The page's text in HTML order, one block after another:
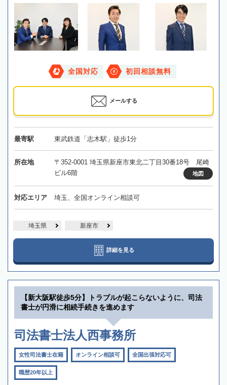
全国対応 初回相談無料
メールする
最寄駅 東武鉄道「志木駅」徒歩1分
所在地
〒352-0001 埼玉県新座市東北二丁目30番18号 尾崎
ビル6階
地図
対応エリア 埼玉、全国オンライン相談可
埼玉県 新座市
詳細を見る
【新大阪駅徒歩5分】トラブルが起こらないように、司法
書士が円滑に相続手続きを進めます
司法書士法人西事務所
女性司法書士在籍 オンライン相談可 全国出張対応可
職歴20年以上